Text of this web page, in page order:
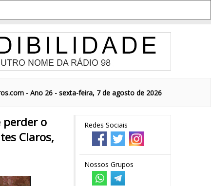
- Ano 26 - sexta-feira, 7 de agosto de 2026
Redes Sociais
Nossos Grupos
perder o
Claros,